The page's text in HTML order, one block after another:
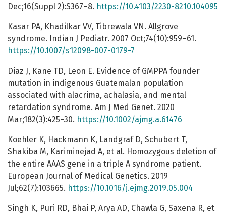
Dec;16(Suppl 2):S367–8. https://10.4103/2230-8210.104095
Kasar PA, Khadilkar VV, Tibrewala VN. Allgrove
syndrome. Indian J Pediatr. 2007 Oct;74(10):959–61.
https://10.1007/s12098-007-0179-7
Diaz J, Kane TD, Leon E. Evidence of GMPPA founder
mutation in indigenous Guatemalan population
associated with alacrima, achalasia, and mental
retardation syndrome. Am J Med Genet. 2020
Mar;182(3):425–30. https://10.1002/ajmg.a.61476
Koehler K, Hackmann K, Landgraf D, Schubert T,
Shakiba M, Kariminejad A, et al. Homozygous deletion of
the entire AAAS gene in a triple A syndrome patient.
European Journal of Medical Genetics. 2019
Jul;62(7):103665. https://10.1016/j.ejmg.2019.05.004
Singh K, Puri RD, Bhai P, Arya AD, Chawla G, Saxena R, et